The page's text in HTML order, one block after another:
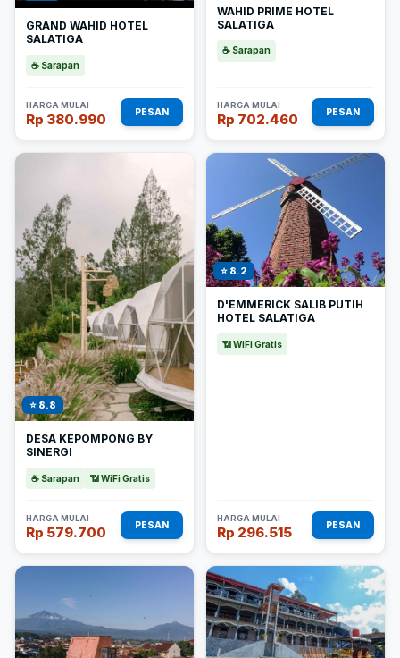
GRAND WAHID HOTEL
SALATIGA
☕ Sarapan
HARGA MULAI
Rp 380.990 PESAN
WAHID PRIME HOTEL
SALATIGA
☕ Sarapan
HARGA MULAI
Rp 702.460 PESAN
⭐ 8.8
DESA KEPOMPONG BY
SINERGI
☕ Sarapan 📶 WiFi Gratis
HARGA MULAI
Rp 579.700 PESAN
⭐ 8.2
D'EMMERICK SALIB PUTIH
HOTEL SALATIGA
📶 WiFi Gratis
HARGA MULAI
Rp 296.515 PESAN